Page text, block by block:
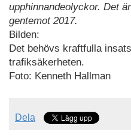
upphinnandeolyckor. Det
gentemot 2017.
Bilden:
Det behövs kraftfulla
trafiksäkerheten.
Foto: Kenneth Hallman
Dela